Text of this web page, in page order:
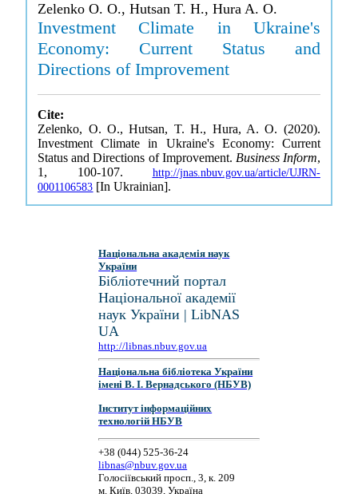
Zelenko O. O., Hutsan T. H., Hura A. O.
Investment Climate in Ukraine's
Economy: Current Status and
Directions of Improvement
Cite:
Zelenko, O. O., Hutsan, T. H., Hura, A. O. (2020).
Investment Climate in Ukraine's Economy: Current
Status and Directions of Improvement. Business Inform,
1, 100-107. http://jnas.nbuv.gov.ua/article/UJRN-
0001106583 [In Ukrainian].
Національна академія наук
України
Бібліотечний портал
Національної академії
наук України | LibNAS
UA
http://libnas.nbuv.gov.ua
Національна бібліотека України
імені В. І. Вернадського (НБУВ)
Інститут інформаційних
технологій НБУВ
+38 (044) 525-36-24
libnas@nbuv.gov.ua
Голосіївський просп., 3, к. 209
м. Київ, 03039, Україна